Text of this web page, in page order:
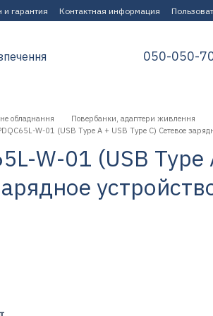
и гарантия Контактная информация
050-050-
обладнання
Повербанки, адаптери живлення
W-01 (USB Type A + USB Type C) Сетевое
W-01 (USB Type